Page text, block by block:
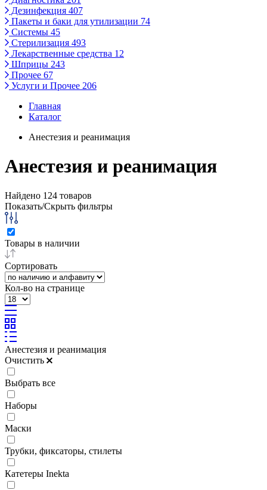
Дезинфекция 407
Пакеты и баки для утилизации 74
Системы 45
Стерилизация 493
Лекарственные средства 12
Шприцы 243
Прочее 67
Услуги и Прочее 206
Главная
Каталог
Анестезия и реанимация
Анестезия и реанимация
Найдено 124 товаров
Показать/Скрыть фильтры
Товары в наличии
Сортировать
Кол-во на странице
Анестезия и реанимация
Очистить
Выбрать все
Наборы
Маски
Трубки, фиксаторы, стилеты
Катетеры Inekta